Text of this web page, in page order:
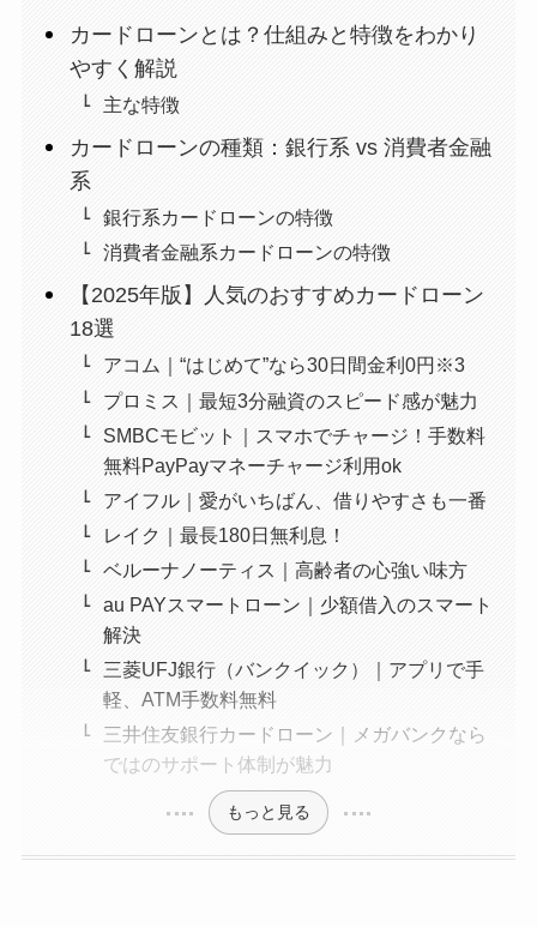
カードローンとは？仕組みと特徴をわかり
やすく解説
主な特徴
カードローンの種類：銀行系 vs 消費者金融
系
銀行系カードローンの特徴
消費者金融系カードローンの特徴
【2025年版】人気のおすすめカードローン
18選
アコム｜“はじめて”なら30日間金利0円※3
プロミス｜最短3分融資のスピード感が魅力
SMBCモビット｜スマホでチャージ！手数料
無料PayPayマネーチャージ利用ok
アイフル｜愛がいちばん、借りやすさも一番
レイク｜最長180日無利息！
ベルーナノーティス｜高齢者の心強い味方
au PAYスマートローン｜少額借入のスマート
解決
三菱UFJ銀行（バンクイック）｜アプリで手
軽、ATM手数料無料
三井住友銀行カードローン｜メガバンクなら
ではのサポート体制が魅力
もっと見る